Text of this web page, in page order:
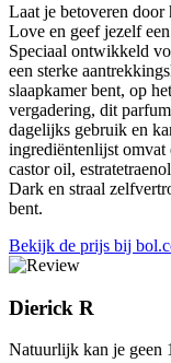
Laat je betoveren
Love en geef jezelf
Speciaal ontwikkeld
een sterke
slaapkamer bent, op
vergadering, dit
dagelijks gebruik en
ingrediëntenlijst omvat
castor oil,
Dark en straal
bent.
Bekijk de prijs bij
Dierick R
Natuurlijk kan je geen